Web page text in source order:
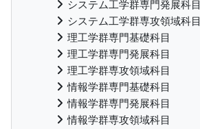
システム工学群専門発展科目
システム工学群専攻領域科目
理工学群専門基礎科目
理工学群専門発展科目
理工学群専攻領域科目
情報学群専門基礎科目
情報学群専門発展科目
情報学群専攻領域科目